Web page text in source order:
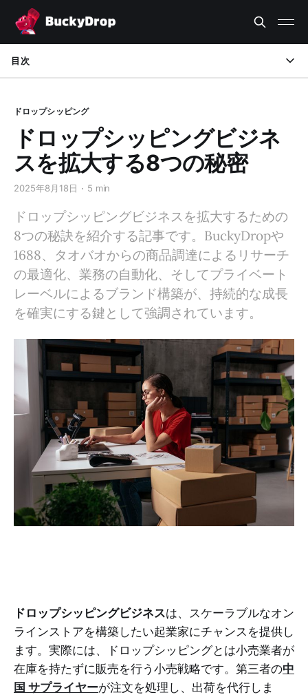
目次
3. 業務の自動化と効率化
4. ブランド構築に注力
5. 複数の販売チャネルへの展開
6. 顧客体験への投資
7. データ分析と戦略調整
8. 段階的かつ持続可能な成長
まとめ
ドロップシッピング
ドロップシッピングビジネ
スを拡大する8つの秘密
2025年8月18日 5 min
ドロップシッピングビジネスを拡大するための
8つの秘訣を紹介する記事です。BuckyDropや
1688、タオバオからの商品調達によるリサーチ
の最適化、業務の自動化、そしてプライベート
レーベルによるブランド構築が、持続的な成長
を確実にする鍵として強調されています。
ドロップシッピングビジネスは、スケーラブルなオン
ラインストアを構築したい起業家にチャンスを提供し
ます。実際には、ドロップシッピングとは小売業者が
在庫を持たずに販売を行う小売戦略です。第三者の中
国 サプライヤーが注文を処理し、出荷を代行しま